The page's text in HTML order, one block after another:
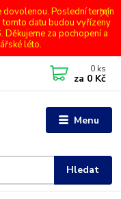
dovolenou. Poslední termín
datu budou vyřízeny
Děkujeme za pochopení a
léto.
Menu
Hledat
0 ks
za 0 Kč